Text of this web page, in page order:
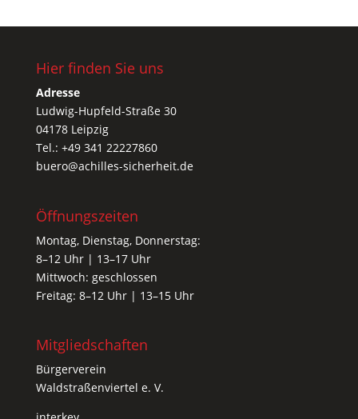
Hier finden Sie uns
Adresse
Ludwig-Hupfeld-Straße 30
04178 Leipzig
Tel.: +49 341 22227860
buero@achilles-sicherheit.de
Öffnungszeiten
Montag, Dienstag, Donnerstag:
8–12 Uhr | 13–17 Uhr
Mittwoch: geschlossen
Freitag: 8–12 Uhr | 13–15 Uhr
Mitgliedschaften
Bürgerverein
Waldstraßenviertel e. V.